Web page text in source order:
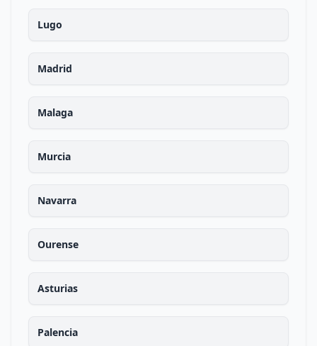
Lugo
Madrid
Malaga
Murcia
Navarra
Ourense
Asturias
Palencia